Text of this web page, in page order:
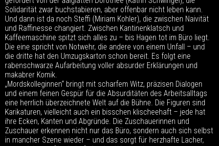
Solidarität zwar buchstabieren, aber offenbar nicht leben kann.
Und dann ist da noch Steffi (Miriam Kohler), die zwischen Naivität
und Raffinesse changiert. Zwischen Kantinenklatsch und
Kaffeemaschine spitzt sich alles zu – bis Hagen tot im Büro liegt.
Die eine spricht von Notwehr, die andere von einem Unfall – und
die dritte hat den Umzugskarton schon bereit. Es folgt eine
rabenschwarze Aufarbeitung voller absurder Erklärungen und
makabrer Komik.
„Mordskolleginnen“ bringt mit scharfem Witz, präzisen Dialogen
und einem feinen Gespür für die Absurditäten des Arbeitsalltags
eine herrlich überzeichnete Welt auf die Bühne. Die Figuren sind
Karikaturen, vielleicht auch ein bisschen klischeehaft – jede hat
ihre Ecken, Kanten und Abgründe. Die Zuschauerinnen und
Zuschauer erkennen nicht nur das Büro, sondern auch sich selbst
in mancher Szene wieder – und das sorgt für herzhafte Lacher,